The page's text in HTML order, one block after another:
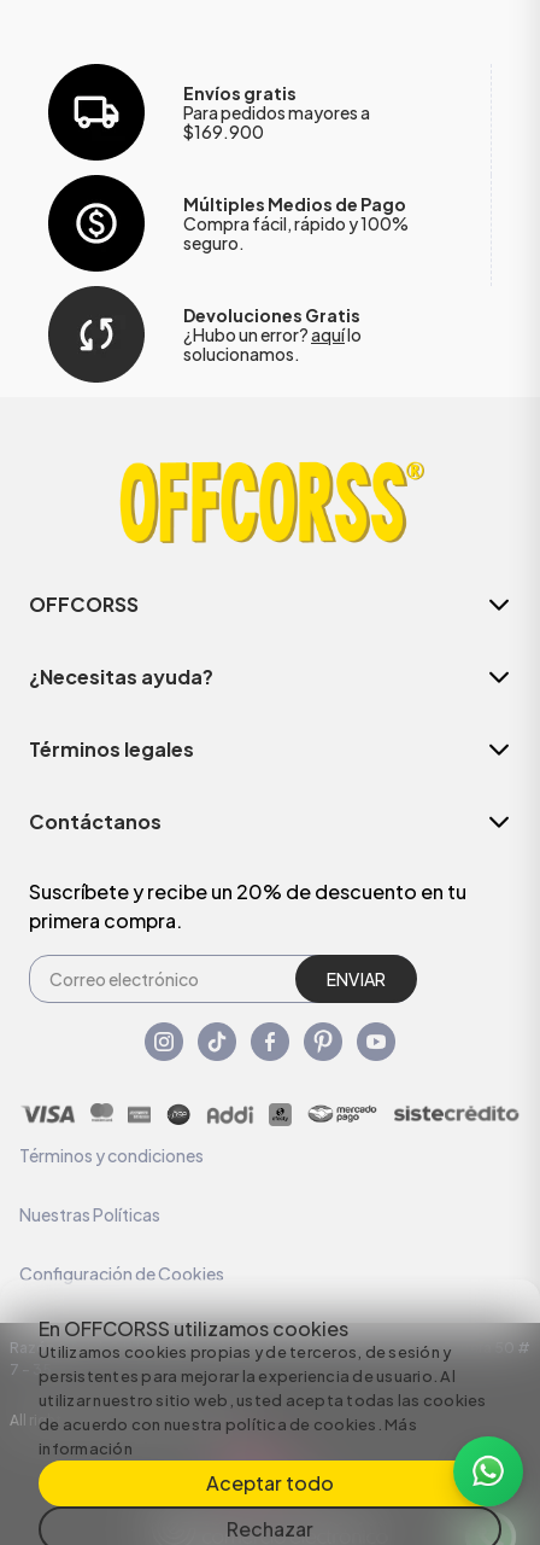
En OFFCORSS utilizamos cookies
Utilizamos cookies propias y de terceros, de sesión y
persistentes para mejorar la experiencia de usuario. Al
utilizar nuestro sitio web, usted acepta todas las cookies
de acuerdo con nuestra política de cookies. Más
información
Aceptar todo
Rechazar
Envíos gratis
Para pedidos mayores a
$169.900
Múltiples Medios de Pago
Compra fácil, rápido y 100%
seguro.
Devoluciones Gratis
¿Hubo un error?aquílo
solucionamos.
OFFCORSS
¿Necesitas ayuda?
Términos legales
Contáctanos
Suscríbete y recibe un 20% de descuento en tu
primera compra.
ENVIAR
Términos y condiciones
Nuestras Políticas
Configuración de Cookies
Razón Social: C.I HERMECO S.A. NIT: 890924167-6 Dirección: Carrera 50 #
7 – 35
All rights reserved empowered by